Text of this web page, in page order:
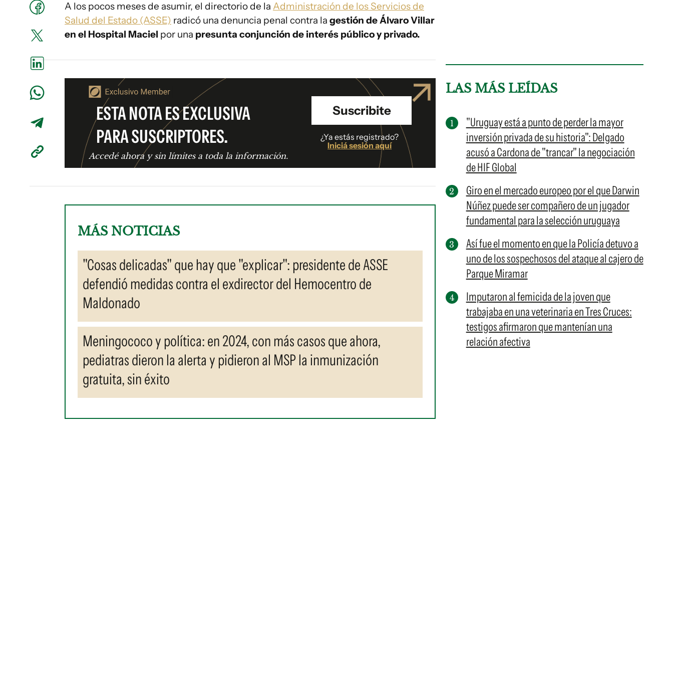
A los pocos meses de asumir, el directorio de la Administración de los Servicios de
Salud del Estado (ASSE) radicó una denuncia penal contra la gestión de Álvaro Villar
en el Hospital Maciel por una presunta conjunción de interés público y privado.
ESTA NOTA ES EXCLUSIVA
PARA SUSCRIPTORES.
Accedé ahora y sin límites a toda la información.
Suscribite
¿Ya estás registrado?
Iniciá sesión aquí
MÁS NOTICIAS
"Cosas delicadas" que hay que "explicar": presidente de ASSE
defendió medidas contra el exdirector del Hemocentro de
Maldonado
Meningococo y política: en 2024, con más casos que ahora,
pediatras dieron la alerta y pidieron al MSP la inmunización
gratuita, sin éxito
LAS MÁS LEÍDAS
"Uruguay está a punto de perder la mayor
inversión privada de su historia": Delgado
acusó a Cardona de "trancar" la negociación
de HIF Global
Giro en el mercado europeo por el que Darwin
Núñez puede ser compañero de un jugador
fundamental para la selección uruguaya
Así fue el momento en que la Policía detuvo a
uno de los sospechosos del ataque al cajero de
Parque Miramar
Imputaron al femicida de la joven que
trabajaba en una veterinaria en Tres Cruces:
testigos afirmaron que mantenían una
relación afectiva